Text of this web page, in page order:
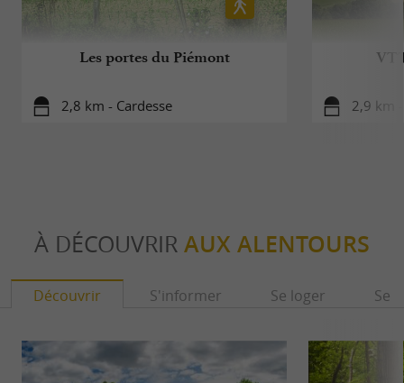
Les portes du Piémont
2,8 km - Cardesse 2,9 km
À DÉCOUVRIR AUX ALENTOURS
Découvrir S'informer Se loger Se